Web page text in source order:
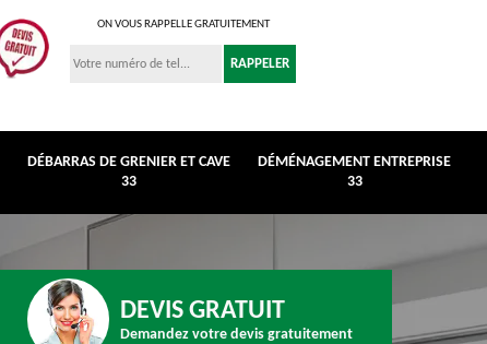
ON VOUS RAPPELLE GRATUITEMENT
DÉBARRAS DE GRENIER ET CAVE
33
DÉMÉNAGEMENT ENTREPRISE
33
DEVIS GRATUIT
Demandez votre devis gratuitement